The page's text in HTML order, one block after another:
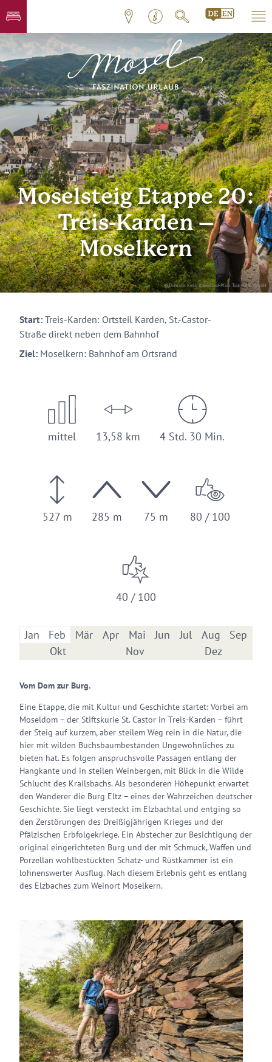
© Dominik Ketz, Rheinland-Pfalz Tourismus GmbH
Moselsteig Etappe 20:
Treis-Karden –
Moselkern
Start: Treis-Karden: Ortsteil Karden, St.-Castor-
Straße direkt neben dem Bahnhof
Ziel: Moselkern: Bahnhof am Ortsrand
mittel 13,58 km 4 Std. 30 Min.
527 m 285 m 75 m 80 / 100
40 / 100
Jan Feb Mär Apr Mai Jun Jul Aug
Sep
Okt
Nov Dez
Vom Dom zur Burg.
Eine Etappe, die mit Kultur und Geschichte startet: Vorbei am
Moseldom – der Stiftskurie St. Castor in Treis-Karden – führt
der Steig auf kurzem, aber steilem Weg rein in die Natur, die
hier mit wilden Buchsbaumbeständen Ungewöhnliches zu
bieten hat. Es folgen anspruchsvolle Passagen entlang der
Hangkante und in steilen Weinbergen, mit Blick in die Wilde
Schlucht des Krailsbachs. Als besonderen Höhepunkt erwartet
den Wanderer die Burg Eltz – eines der Wahrzeichen deutscher
Geschichte. Sie liegt versteckt im Elzbachtal und entging so
den Zerstörungen des Dreißigjährigen Krieges und der
Pfälzischen Erbfolgekriege. Ein Abstecher zur Besichtigung der
original eingerichteten Burg und der mit Schmuck, Waffen und
Porzellan wohlbestückten Schatz- und Rüstkammer ist ein
lohnenswerter Ausflug. Nach diesem Erlebnis geht es entlang
des Elzbaches zum Weinort Moselkern.